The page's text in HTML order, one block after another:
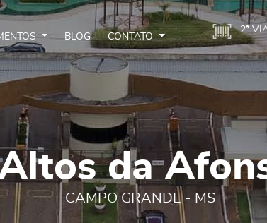
BLOG CONTATO
2ª
da
CAMPO GRANDE - MS